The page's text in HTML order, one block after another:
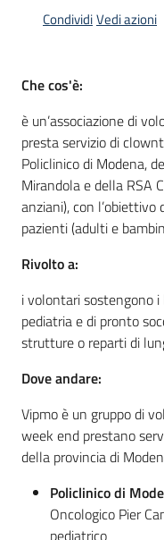
Newsletter
CondividiVedi azioni
Che cos'è:
è un’associazione di
presta servizio di
Policlinico di Modena,
Mirandola e della RSA
anziani), con l’obiettivo
pazienti (adulti e
Rivolto a:
i volontari sostengono
pediatria e di pronto
strutture o reparti di
Dove andare:
Vipmo è un gruppo di
week end prestano
della provincia di
Policlinico di
Oncologico Pier
pediatrico